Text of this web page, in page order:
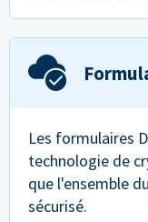
Les formulaires
technologie de
que l'ensemble
sécurisé.